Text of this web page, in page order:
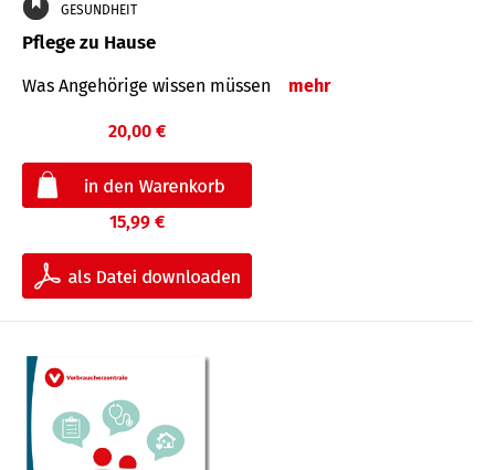
GESUNDHEIT
Pflege zu Hause
Was Angehörige wissen müssen mehr
20,00 €
15,99 €